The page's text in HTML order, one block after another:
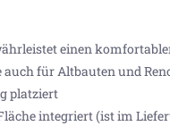
einen
auch für Altbauten und
platziert
integriert (ist im